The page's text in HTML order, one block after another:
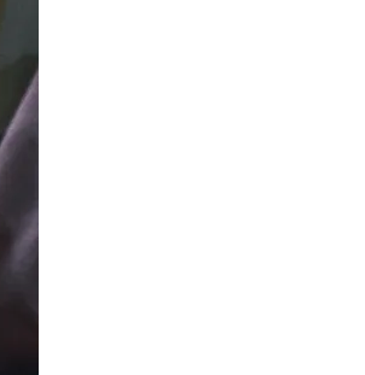
Benachrichtigen Sie mich,